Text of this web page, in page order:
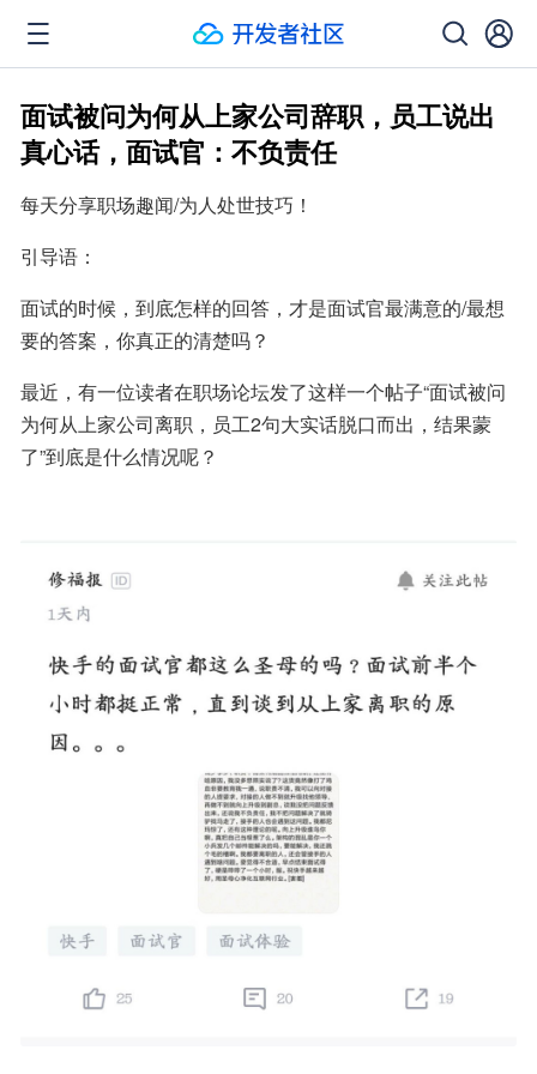
面试被问为何从上家公司辞职，员工说出
真心话，面试官：不负责任
每天分享职场趣闻/为人处世技巧！
引导语：
面试的时候，到底怎样的回答，才是面试官最满意的/最想
要的答案，你真正的清楚吗？
最近，有一位读者在职场论坛发了这样一个帖子“面试被问
为何从上家公司离职，员工2句大实话脱口而出，结果蒙
了”到底是什么情况呢？